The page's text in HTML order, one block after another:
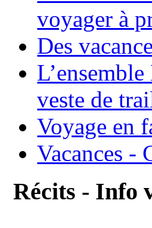
voyager à
Des
veste de
Voyage en
Vacances -
Récits - Info